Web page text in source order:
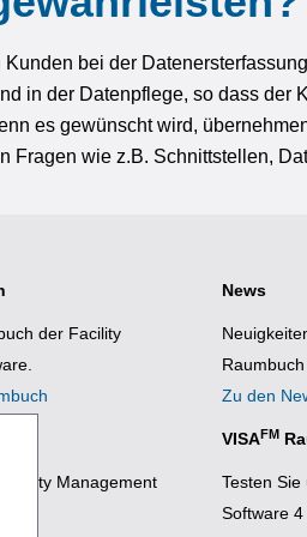
bei der
in der Datenpflege, so dass der
es gewünscht wird,
Fragen wie z.B. Schnittstellen,
der Facility
Management
News
Zu den
VISAFM
Testen
Software